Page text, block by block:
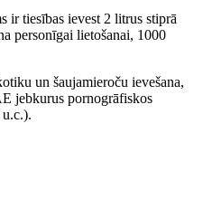
ir tiesības ievest 2 litrus stiprā
personīgai lietošanai, 1000
un šaujamieroču ievešana,
jebkurus pornogrāfiskos